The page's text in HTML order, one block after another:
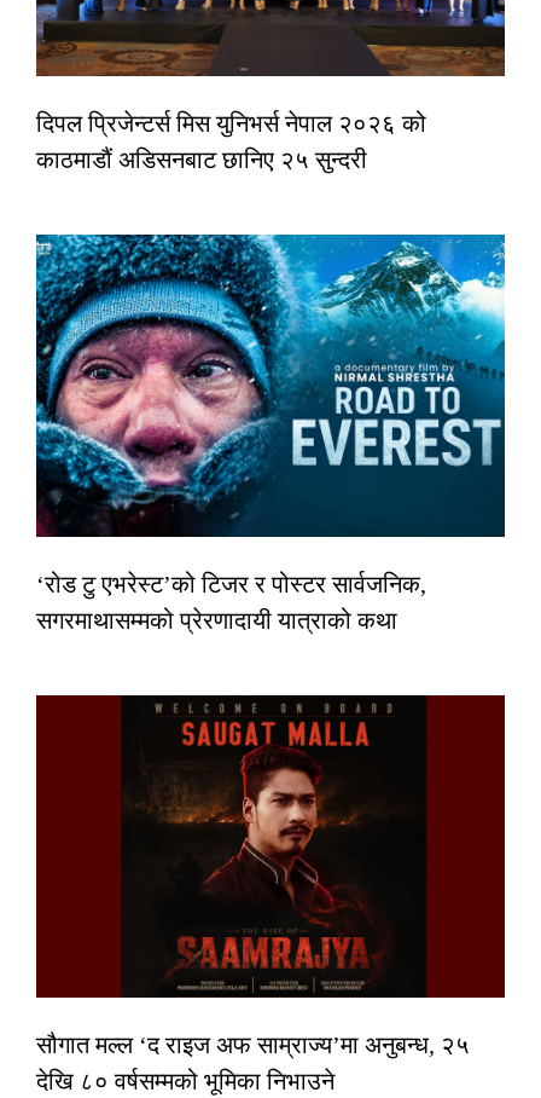
दिपल प्रिजेन्टर्स मिस युनिभर्स नेपाल २०२६ को
काठमाडौं अडिसनबाट छानिए २५ सुन्दरी
‘रोड टु एभरेस्ट’को टिजर र पोस्टर सार्वजनिक,
सगरमाथासम्मको प्रेरणादायी यात्राको कथा
सौगात मल्ल ‘द राइज अफ साम्राज्य’मा अनुबन्ध, २५
देखि ८० वर्षसम्मको भूमिका निभाउने